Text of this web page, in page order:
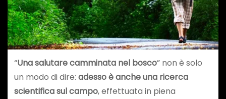
“Una salutare camminata nel bosco” non è solo
un modo di dire: adesso è anche una ricerca
scientifica sul campo, effettuata in piena